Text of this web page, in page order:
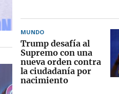
MUNDO
Trump desafía al
Supremo con una
nueva orden contra
la ciudadanía por
nacimiento